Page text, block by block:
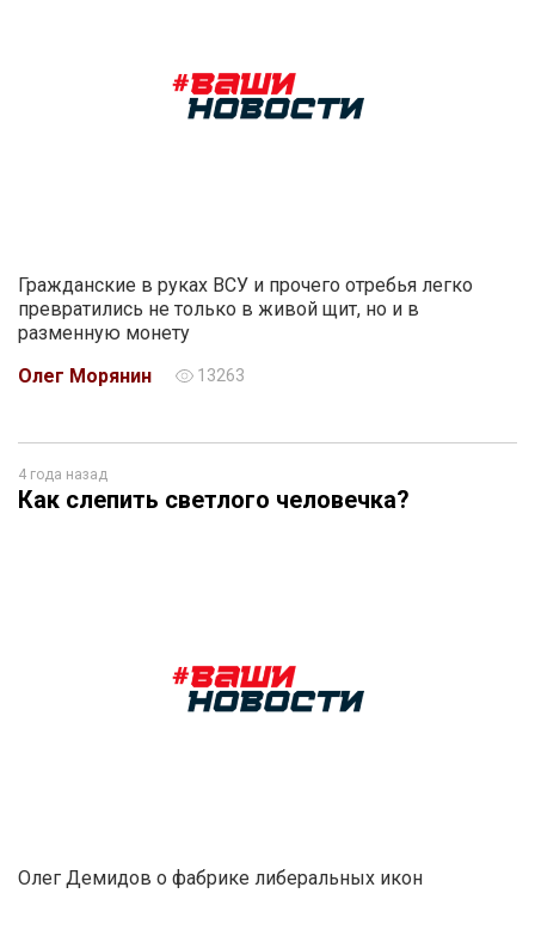
Гражданские в руках ВСУ и прочего отребья легко
превратились не только в живой щит, но и в
разменную монету
Олег Морянин
13263
4 года назад
Как слепить светлого человечка?
Олег Демидов о фабрике либеральных икон